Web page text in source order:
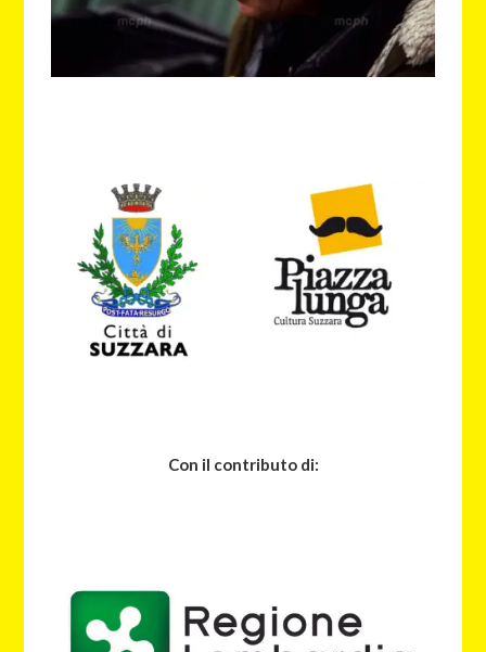
Con il contributo di: